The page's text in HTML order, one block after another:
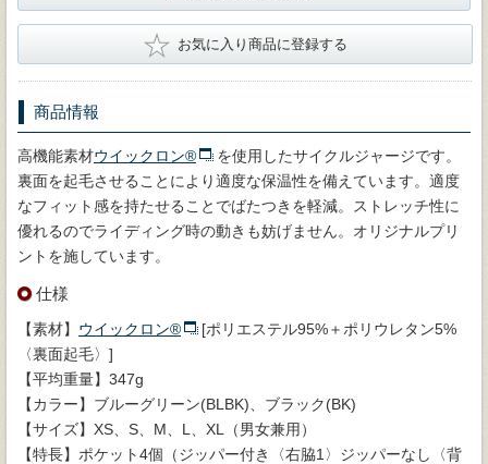
★ お気に入り商品に登録する
商品情報
高機能素材ウイックロン®
を使用したサイクルジャージです。
裏面を起毛させることにより適度な保温性を備えています。適度
なフィット感を持たせることでばたつきを軽減。ストレッチ性に
優れるのでライディング時の動きも妨げません。オリジナルプリ
ントを施しています。
仕様
【素材】 ウイックロン®
[ポリエステル95%＋ポリウレタン5%
〈裏面起毛〉]
【平均重量】347g
【カラー】ブルーグリーン(BLBK)、ブラック(BK)
【サイズ】XS、S、M、L、XL（男女兼用）
【特長】ポケット4個（ジッパー付き〈右脇1〉ジッパーなし〈背